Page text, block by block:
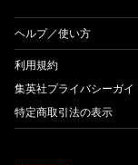
ヘルプ／使い方
利用規約
集英社プライバシーガイ
特定商取引法の表示